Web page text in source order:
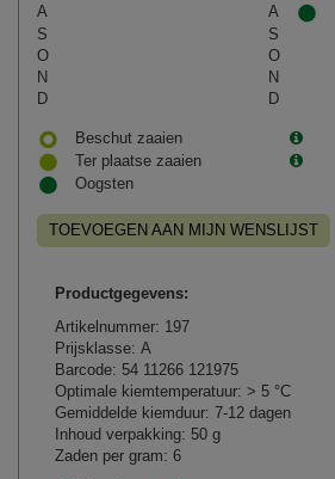
A
A
S
S
O
O
N
N
D
D
Beschut zaaien
Ter plaatse zaaien
Oogsten
TOEVOEGEN AAN MIJN WENSLIJST
Productgegevens:
Artikelnummer: 197
Prijsklasse: A
Barcode: 54 11266 121975
Optimale kiemtemperatuur: > 5 °C
Gemiddelde kiemduur: 7-12 dagen
Inhoud verpakking: 50 g
Zaden per gram: 6